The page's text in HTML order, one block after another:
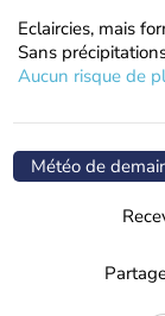
Eclaircies, mais
Sans
Aucun risque de
Météo de